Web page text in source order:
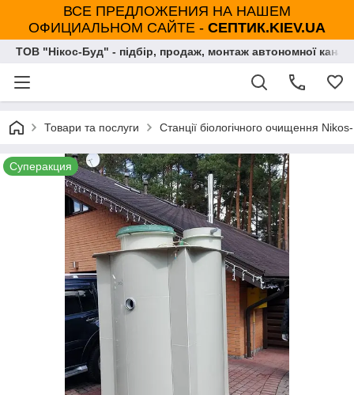
ВСЕ ПРЕДЛОЖЕНИЯ НА НАШЕМ
ОФИЦИАЛЬНОМ САЙТЕ - СЕПТИК.KIEV.UA
ТОВ "Нікос-Буд" - підбір, продаж, монтаж автономної
Товари та послуги Станції біологічного очищення
Суперакция